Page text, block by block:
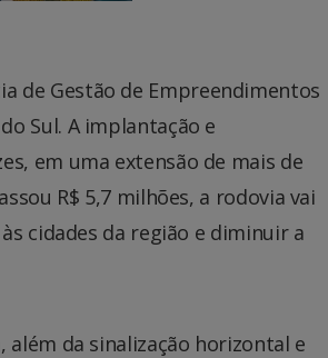
de Gestão de Empreendimentos
Sul. A implantação e
em uma extensão de mais de
R$ 5,7 milhões, a rodovia vai
cidades da região e diminuir a
da sinalização horizontal e